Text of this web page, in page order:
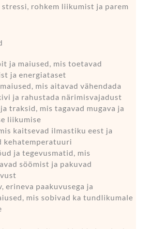
rohkem liikumist ja parem
ja maiused, mis toetavad
ja energiataset
mis aitavad vähendada
ja rahustada närimisvajadust
traksid, mis tagavad mugava ja
liikumise
kaitsevad ilmastiku eest ja
kehatemperatuuri
ja tegevusmatid, mis
söömist ja pakuvad
erineva paakuvusega ja
mis sobivad ka tundlikumale